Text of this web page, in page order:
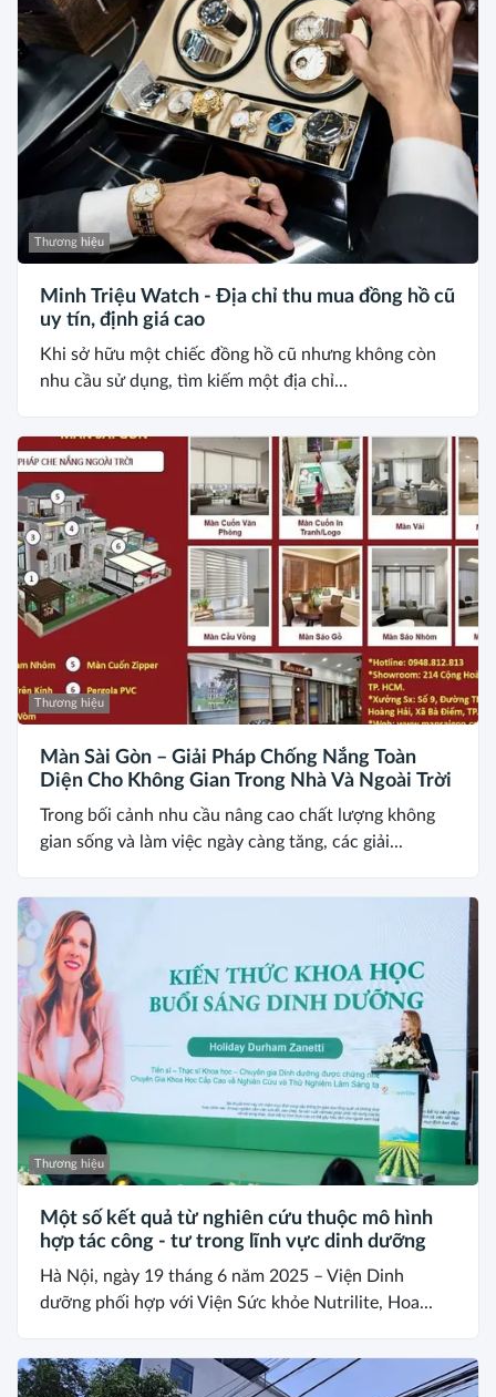
Thương hiệu
Minh Triệu Watch - Địa chỉ thu mua đồng hồ cũ
uy tín, định giá cao
Khi sở hữu một chiếc đồng hồ cũ nhưng không còn
nhu cầu sử dụng, tìm kiếm một địa chỉ...
Thương hiệu
Màn Sài Gòn – Giải Pháp Chống Nắng Toàn
Diện Cho Không Gian Trong Nhà Và Ngoài Trời
Trong bối cảnh nhu cầu nâng cao chất lượng không
gian sống và làm việc ngày càng tăng, các giải...
Thương hiệu
Một số kết quả từ nghiên cứu thuộc mô hình
hợp tác công - tư trong lĩnh vực dinh dưỡng
Hà Nội, ngày 19 tháng 6 năm 2025 – Viện Dinh
dưỡng phối hợp với Viện Sức khỏe Nutrilite, Hoa...